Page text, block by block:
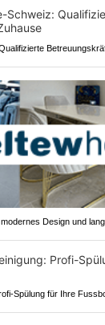
Design und
Spülung für Ihre